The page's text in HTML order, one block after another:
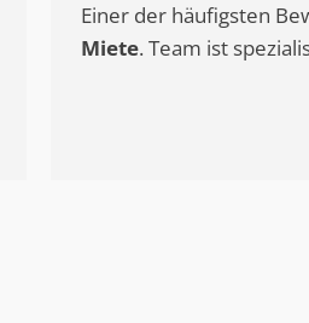
Einer der häufigsten
Miete. Team ist